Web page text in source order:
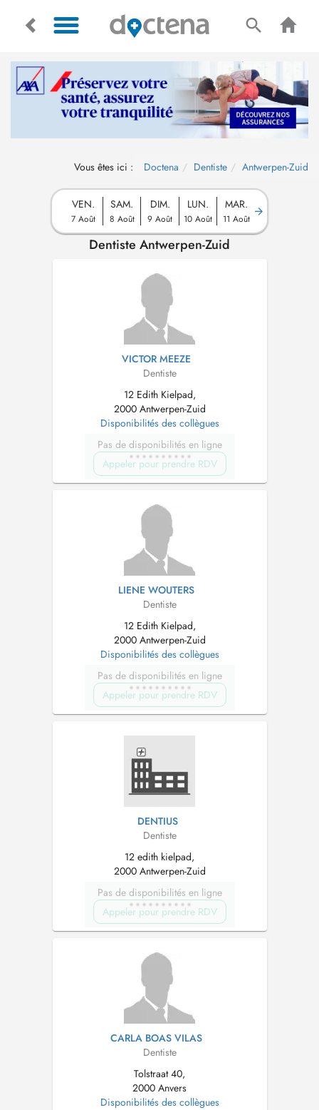
Vous êtes ici : Doctena Dentiste Antwerpen-Zuid
VEN.
7 Août
SAM.
8 Août
DIM.
9 Août
LUN.
10 Août
MAR.
11 Août
Dentiste Antwerpen-Zuid
VICTOR MEEZE
Dentiste
12 Edith Kielpad,
2000 Antwerpen-Zuid
Disponibilités des collègues
Pas de disponibilités en ligne
Appeler pour prendre RDV
LIENE WOUTERS
Dentiste
12 Edith Kielpad,
2000 Antwerpen-Zuid
Disponibilités des collègues
Pas de disponibilités en ligne
Appeler pour prendre RDV
DENTIUS
Dentiste
12 edith kielpad,
2000 Antwerpen-Zuid
Pas de disponibilités en ligne
Appeler pour prendre RDV
CARLA BOAS VILAS
Dentiste
Tolstraat 40,
2000 Anvers
Disponibilités des collègues